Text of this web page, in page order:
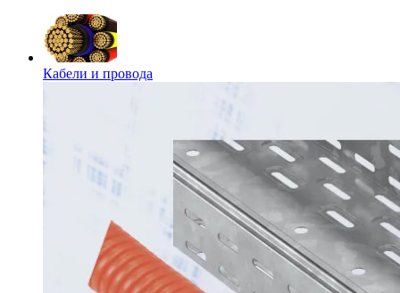
Кабели и провода